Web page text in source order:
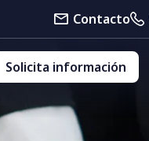
Contacto
Solicita información